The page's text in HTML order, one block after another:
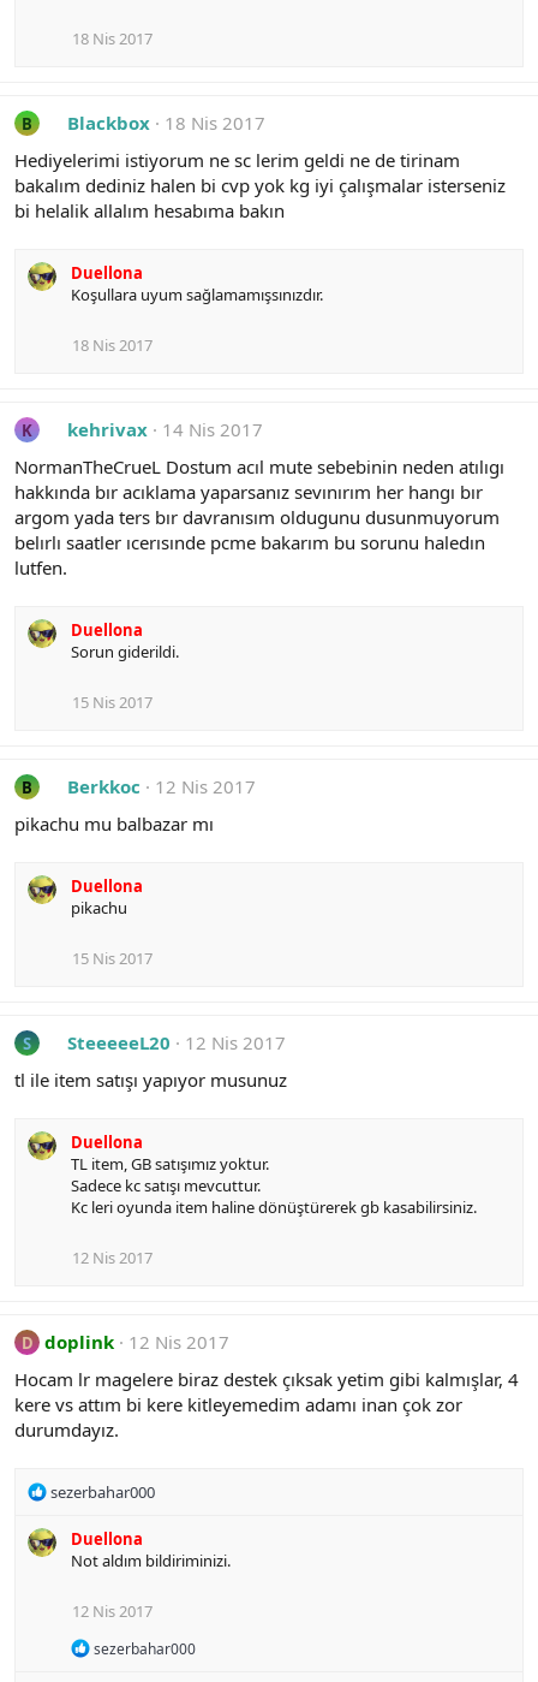
18 Nis 2017
B Blackbox
18 Nis 2017
Hediyelerimi istiyorum ne sc lerim geldi ne de tirinam
bakalım dediniz halen bi cvp yok kg iyi çalışmalar isterseniz
bi helalik allalım hesabıma bakın
Duellona
Koşullara uyum sağlamamışsınızdır.
18 Nis 2017
K kehrivax
14 Nis 2017
NormanTheCrueL Dostum acıl mute sebebinin neden atılıgı
hakkında bır acıklama yaparsanız sevınırım her hangı bır
argom yada ters bır davranısım oldugunu dusunmuyorum
belırlı saatler ıcerısınde pcme bakarım bu sorunu haledın
lutfen.
Duellona
Sorun giderildi.
15 Nis 2017
B Berkkoc
12 Nis 2017
pikachu mu balbazar mı
Duellona
pikachu
15 Nis 2017
S SteeeeeL20
12 Nis 2017
tl ile item satışı yapıyor musunuz
Duellona
TL item, GB satışımız yoktur.
Sadece kc satışı mevcuttur.
Kc leri oyunda item haline dönüştürerek gb kasabilirsiniz.
12 Nis 2017
D doplink
12 Nis 2017
Hocam lr magelere biraz destek çıksak yetim gibi kalmışlar, 4
kere vs attım bi kere kitleyemedim adamı inan çok zor
durumdayız.
R
a
c
sezerbahar000
Duellona
Not aldım bildiriminizi.
12 Nis 2017
R
sezerbahar000